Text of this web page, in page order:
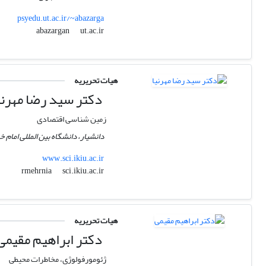
psyedu.ut.ac.ir/~abazarga
abazargan
ut.ac.ir
هیات تحریریه
دکتر سید رضا
زمین شناسی اقتصادی
دانشیار، دانشگاه بین‎ المللی امام خمینی (ره)
www.sci.ikiu.ac.ir
rmehrnia
sci.ikiu.ac.ir
هیات تحریریه
دکتر ابراهیم
ژئومورفولوژی، مخاطرات محیطی